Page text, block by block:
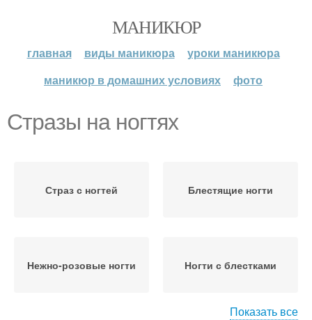
МАНИКЮР
главная виды маникюра
уроки маникюра
маникюр в домашних условиях
фото
Стразы на ногтях
Страз с ногтей Блестящие ногти
Нежно-розовые ногти Ногти с блестками
Показать все